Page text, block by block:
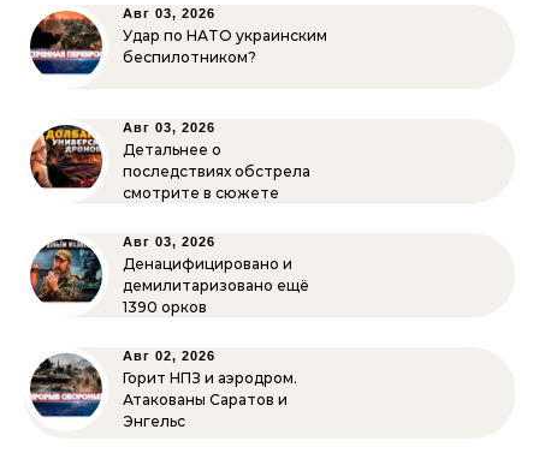
Авг 03, 2026
Удар по НАТО украинским
беспилотником?
Авг 03, 2026
Детальнее о
последствиях обстрела
смотрите в сюжете
Авг 03, 2026
Денацифицировано и
демилитаризовано ещё
1390 орков
Авг 02, 2026
Горит НПЗ и аэродром.
Атакованы Саратов и
Энгельс